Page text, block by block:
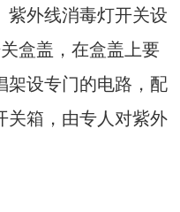
紫外线消毒灯开关设
盒盖，在盒盖上要
架设专门的电路，配
关箱，由专人对紫外